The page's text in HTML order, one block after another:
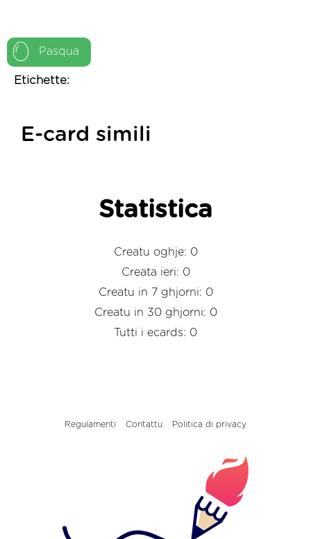
Pasqua
Etichette:
E-card simili
Statistica
Creatu oghje: 0
Creata ieri: 0
Creatu in 7 ghjorni: 0
Creatu in 30 ghjorni: 0
Tutti i ecards: 0
Regulamenti Contattu Politica di privacy